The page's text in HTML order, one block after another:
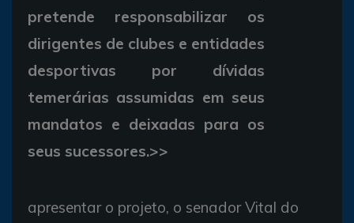
pretende responsabilizar os
dirigentes de clubes e entidades
desportivas por dívidas
temerárias assumidas em seus
mandatos e deixadas para os
seus sucessores.>>
apresentar o projeto, o senador Vital do